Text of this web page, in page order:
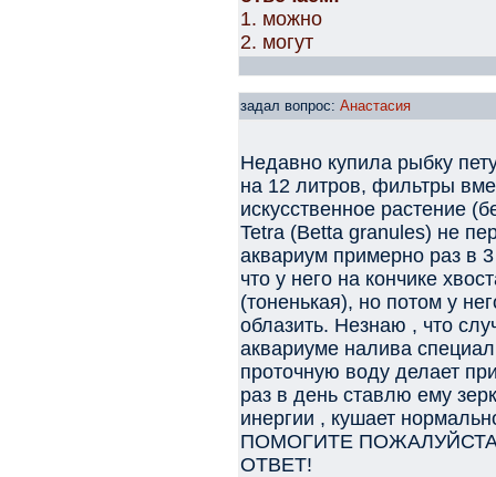
1. можно
2. могут
задал вопрос: Анастасия
Недавно купила рыбку
на 12 литров, фильтры
искусственное растение
Tetra (Betta granules) не
аквариум примерно раз в
что у него на кончике
(тоненькая), но потом у
облазить. Незнаю , что
аквариуме налива
проточную воду делает
раз в день ставлю ему
инергии , кушает
ПОМОГИТЕ
ОТВЕТ!